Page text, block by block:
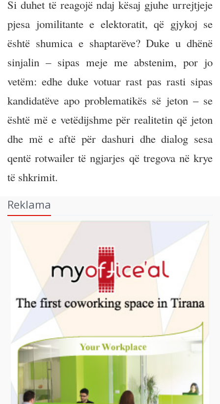
Si duhet të reagojë ndaj kësaj gjuhe urrejtjeje
pjesa jomilitante e elektoratit, që gjykoj se
është shumica e shaptarëve? Duke u dhënë
sinjalin – sipas meje me abstenim, por jo
vetëm: edhe duke votuar rast pas rasti sipas
kandidatëve apo problematikës së jeton – se
është më e vetëdijshme për realitetin që jeton
dhe më e aftë për dashuri dhe dialog sesa
qentë rotwailer të ngjarjes që tregova në krye
të shkrimit.
Reklama